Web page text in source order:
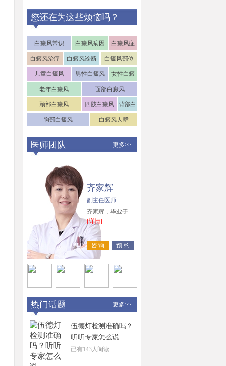
您还在为这些烦恼吗？
白癜风常识 白癜风病因
白癜风症
状
白癜风治疗 白癜风诊断 白癜风部位
儿童白癜风 男性白癜风
女性白癜
风
老年白癜风 面部白癜风
颈部白癜风 四肢白癜风
背部白
癜风
胸部白癜风 白癜风人群
医师团队 更多>>
齐家辉
副主任医师
齐家辉，毕业于...
[详情]
咨 询 预 约
热门话题 更多>>
伍德灯检测准确吗？
听听专家怎么说
已有143人阅读